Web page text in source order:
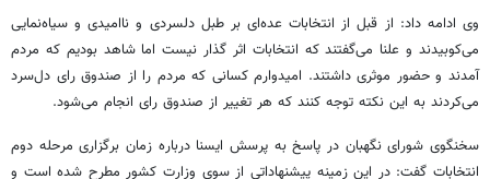
وی ادامه داد: از قبل از انتخابات عده‌ای بر طبل دلسردی و ناامیدی و سیاه‌نمایی
می‌کوبیدند و علنا می‌گفتند که انتخابات اثر گذار نیست اما شاهد بودیم که مردم
آمدند و حضور موثری داشتند. امیدوارم کسانی که مردم را از صندوق رای دل‌سرد
می‌کردند به این نکته توجه کنند که هر تغییر از صندوق رای انجام می‌شود.
سخنگوی شورای نگهبان در پاسخ به پرسش ایسنا درباره زمان برگزاری مرحله دوم
انتخابات گفت: در این زمینه پیشنهاداتی از سوی وزارت کشور مطرح شده است و